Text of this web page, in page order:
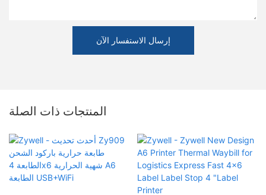
إرسال الاستفسار الآن
المنتجات ذات الصلة